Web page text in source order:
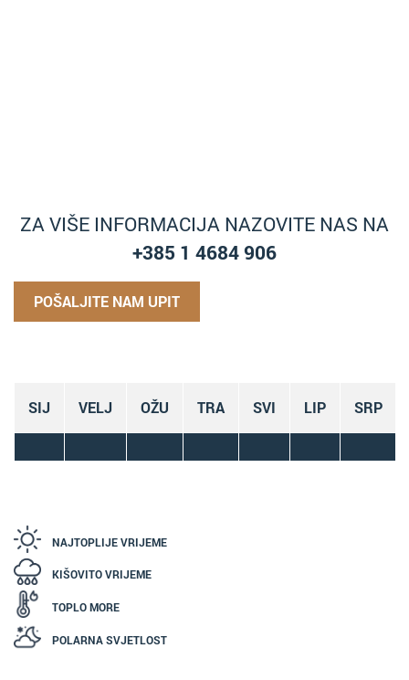
ZA VIŠE INFORMACIJA NAZOVITE NAS NA
+385 1 4684 906
POŠALJITE NAM UPIT
SIJ VELJ OŽU TRA SVI LIP SRP
NAJTOPLIJE VRIJEME
KIŠOVITO VRIJEME
TOPLO MORE
POLARNA SVJETLOST